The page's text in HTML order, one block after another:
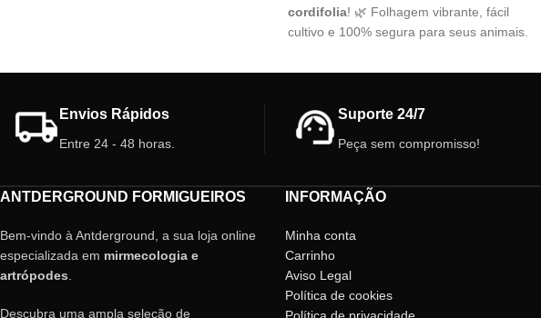
cordifolia! 🌿 Folhagem vibrante, fácil
cultivo e 100% segura para seus animais.
cor e frescor natural ao seu cantinho verde.
personalidade!
Características:
Planta:Interior, terrários.
Envios Rápidos
Entre 24 - 48 horas.
Suporte 24/7
Peça sem compromisso!
ANTDERGROUND FORMIGUEIROS
Bem-vindo à Antderground, a sua loja online
especializada em mirmecologia e
artrópodes
Descubra uma ampla seleção de
INFORMAÇÃO
Minha conta
Carrinho
Aviso Legal
Política de cookies